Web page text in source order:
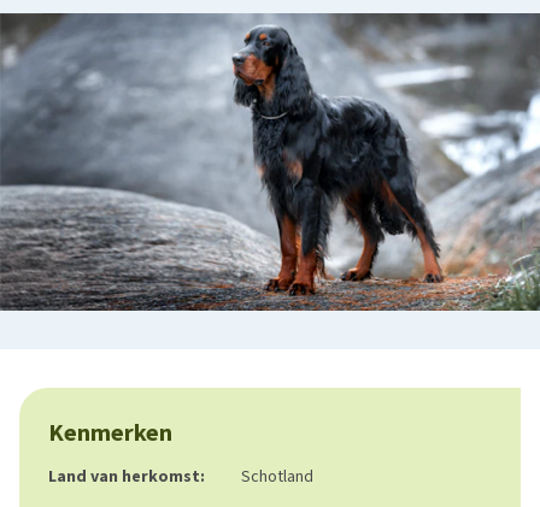
Kenmerken
Land van herkomst:
Schotland